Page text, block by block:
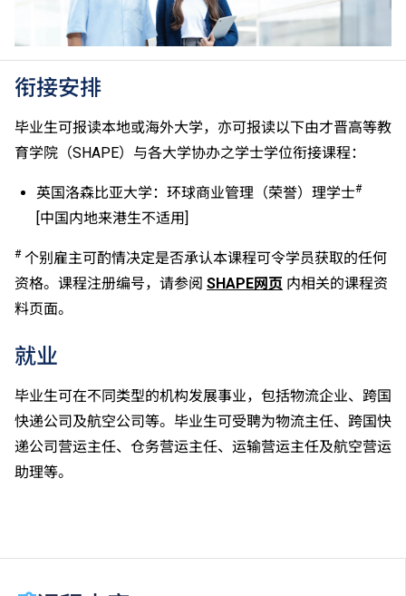
一。2026年起，乌尔都语成绩达E级或以上亦会被接
受。详情请按
此处。
绩，于申请入学时会被视为等同香港中学文凭考试科目
成绩达「第二级」。
如五科香港中学文凭考试的其中一科为公民与社会发展
其他四个香港中学文凭考试科目（包括中国语文和英国
语文）取得第二级或以上成绩。另外，数学科延伸部分
入学条件中的五科之一。如申请人同时持有单元一及单
元二成绩，于申请入学时只计算成绩较佳的一个单元。
以前入读的学生须完成指定升学单元）的毕业生。
修毕职专国际文凭课程的学生，可按其BTEC及IGCSE
申请人所递交的工作经验及／或资历，会经有关学系作
衔接安排
毕业生可报读本地或海外大学，亦可报读以下由才晋高等教
育学院（SHAPE）与各大学协办之学士学位衔接课程：
英国洛森比亚大学：环球商业管理（荣誉）理学士#
[中国内地来港生不适用]
# 个别雇主可酌情决定是否承认本课程可令学员获取的任何
资格。课程注册编号，请参阅 SHAPE网页 内相关的课程资
料页面。
就业
毕业生可在不同类型的机构发展事业，包括物流企业、跨国
快递公司及航空公司等。毕业生可受聘为物流主任、跨国快
递公司营运主任、仓务营运主任、运输营运主任及航空营运
助理等。